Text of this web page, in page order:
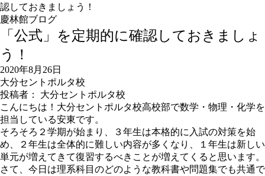
認しておきましょう！
慶林館ブログ
「公式」を定期的に確認しておきましょ
う！
2020年8月26日
大分セントポルタ校
投稿者： 大分セントポルタ校
こんにちは！大分セントポルタ校高校部で数学・物理・化学を
担当している安東です。
そろそろ２学期が始まり、３年生は本格的に入試の対策を始
め、２年生は全体的に難しい内容が多くなり、１年生は新しい
単元が増えてきて復習するべきことが増えてくると思います。
さて、今日は理系科目のどのような教科書や問題集でも共通で